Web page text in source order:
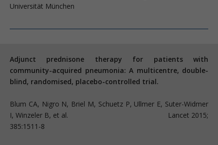
Universität München
Adjunct prednisone therapy for patients with
community-acquired pneumonia: A multicentre, double-
blind, randomised, placebo-controlled trial.
Blum CA, Nigro N, Briel M, Schuetz P, Ullmer E, Suter-Widmer
I, Winzeler B, et al. Lancet 2015;
385:1511-8